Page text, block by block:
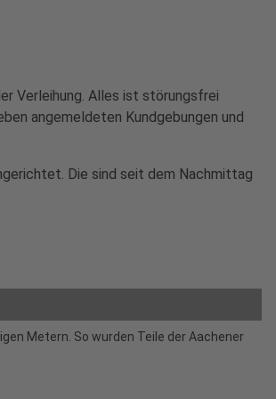
Verleihung. Alles ist störungsfrei
angemeldeten Kundgebungen und
Die sind seit dem Nachmittag
Metern. So wurden Teile der Aachener